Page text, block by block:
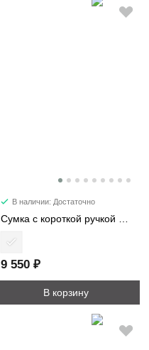
В наличии: Достаточно
9 550 ₽
В корзину